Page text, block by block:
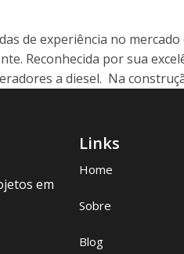
de experiência no
Reconhecida por sua
a diesel. Na
em
Links
Home
Sobre
Blog